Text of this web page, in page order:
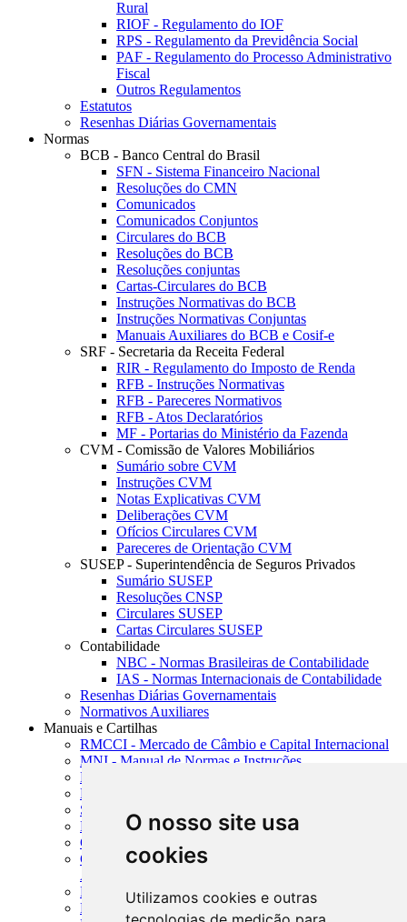
O nosso site usa
cookies
Utilizamos cookies e outras
Rural
RIOF - Regulamento do IOF
RPS - Regulamento da Previdência Social
PAF - Regulamento do Processo Administrativo
Fiscal
Outros Regulamentos
Estatutos
Resenhas Diárias Governamentais
Normas
BCB - Banco Central do Brasil
SFN - Sistema Financeiro Nacional
Resoluções do CMN
Comunicados
Comunicados Conjuntos
Circulares do BCB
Resoluções do BCB
Resoluções conjuntas
Cartas-Circulares do BCB
Instruções Normativas do BCB
Instruções Normativas Conjuntas
Manuais Auxiliares do BCB e Cosif-e
SRF - Secretaria da Receita Federal
RIR - Regulamento do Imposto de Renda
RFB - Instruções Normativas
RFB - Pareceres Normativos
RFB - Atos Declaratórios
MF - Portarias do Ministério da Fazenda
CVM - Comissão de Valores Mobiliários
Sumário sobre CVM
Instruções CVM
Notas Explicativas CVM
Deliberações CVM
Ofícios Circulares CVM
Pareceres de Orientação CVM
SUSEP - Superintendência de Seguros Privados
Sumário SUSEP
Resoluções CNSP
Circulares SUSEP
Cartas Circulares SUSEP
Contabilidade
NBC - Normas Brasileiras de Contabilidade
IAS - Normas Internacionais de Contabilidade
Resenhas Diárias Governamentais
Normativos Auxiliares
Manuais e Cartilhas
RMCCI - Mercado de Câmbio e Capital Internacional
MNI - Manual de Normas e Instruções
MTVM - Manual de Títulos e Valores Mobiliários
MCR - Manual de Crédito Rural
SISORF - Manual de Organização do SFN
MASUP - Manual de Supervisão Bancária
CADOC - Catálogo de Documentos
CNAE-CONCLA - Classificação Nacional de
Atividades Econômicas
PMF - Cartilhas do BCB
Manuais Auxiliares do BCB e Cosif-e